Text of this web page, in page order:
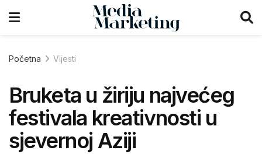
Početna Vijesti
Bruketa u žiriju najvećeg
festivala kreativnosti u
sjevernoj Aziji